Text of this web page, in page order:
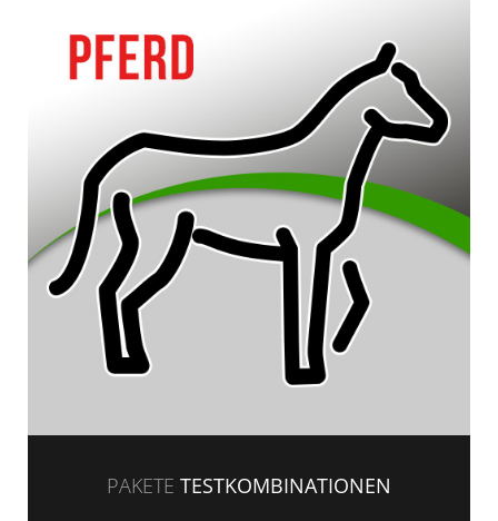
PAKETE TESTKOMBINATIONEN